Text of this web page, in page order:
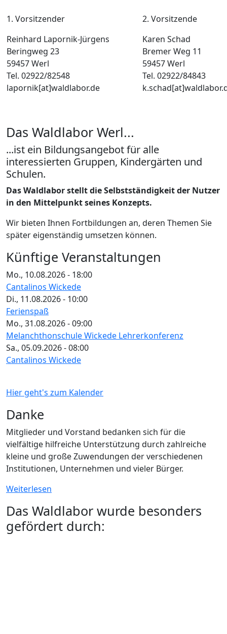
1. Vorsitzender
Reinhard Lapornik-Jürgens
Beringweg 23
59457 Werl
Tel. 02922/82548
lapornik[at]waldlabor.de
2. Vorsitzende
Karen Schad
Bremer Weg 11
59457 Werl
Tel. 02922/84843
Das Waldlabor Werl...
...ist ein Bildungsangebot für alle
interessierten Gruppen, Kindergärten und
Schulen.
Das Waldlabor stellt die Selbstständigkeit der Nutzer
in den Mittelpunkt seines Konzepts.
Wir bieten Ihnen Fortbildungen an, deren Themen Sie
später eigenständig umsetzen können.
Künftige Veranstaltungen
Mo., 10.08.2026 - 18:00
Cantalinos Wickede
Di., 11.08.2026 - 10:00
Ferienspaß
Mo., 31.08.2026 - 09:00
Melanchthonschule Wickede Lehrerkonferenz
Sa., 05.09.2026 - 08:00
Cantalinos Wickede
Hier geht's zum Kalender
Danke
Mitglieder und Vorstand bedanken sich für die
vielfältige hilfreiche Unterstützung durch zahlreiche
kleine und große Zuwendungen der verschiedenen
Institutionen, Unternehmen und vieler Bürger.
Weiterlesen
Das Waldlabor wurde besonders
gefördert durch: